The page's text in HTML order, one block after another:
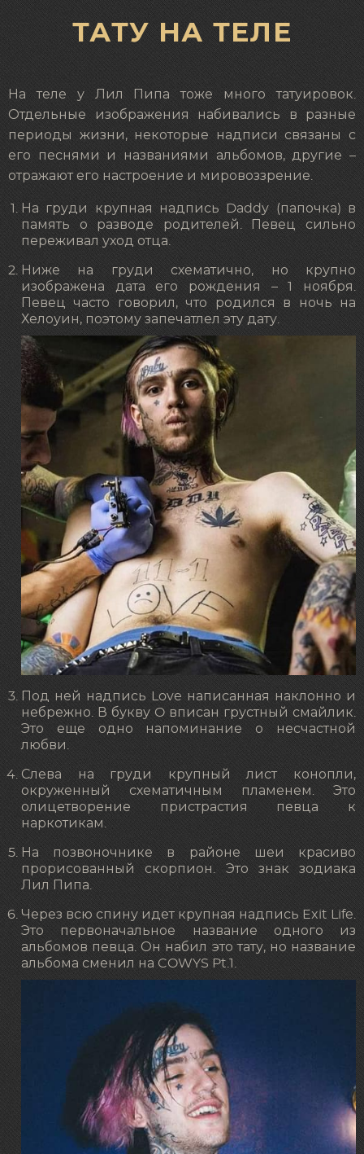
ТАТУ НА ТЕЛЕ
На теле у Лил Пипа тоже много татуировок.
Отдельные изображения набивались в разные
периоды жизни, некоторые надписи связаны с
его песнями и названиями альбомов, другие –
отражают его настроение и мировоззрение.
На груди крупная надпись Daddy (папочка) в
память о разводе родителей. Певец сильно
переживал уход отца.
Ниже на груди схематично, но крупно
изображена дата его рождения – 1 ноября.
Певец часто говорил, что родился в ночь на
Хелоуин, поэтому запечатлел эту дату.
Под ней надпись Love написанная наклонно и
небрежно. В букву O вписан грустный смайлик.
Это еще одно напоминание о несчастной
любви.
Слева на груди крупный лист конопли,
окруженный схематичным пламенем. Это
олицетворение пристрастия певца к
наркотикам.
На позвоночнике в районе шеи красиво
прорисованный скорпион. Это знак зодиака
Лил Пипа.
Через всю спину идет крупная надпись Exit Life.
Это первоначальное название одного из
альбомов певца. Он набил это тату, но название
альбома сменил на COWYS Pt.1.